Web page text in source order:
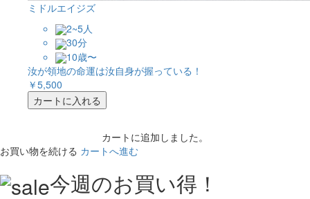
ミドルエイジズ
2~5人
30分
10歳〜
汝が領地の命運は汝自身が握っている！
￥5,500
カートに入れる
カートに追加しました。
お買い物を続ける カートへ進む
今週のお買い得！